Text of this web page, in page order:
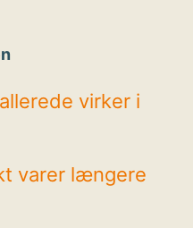
virker i
varer længere